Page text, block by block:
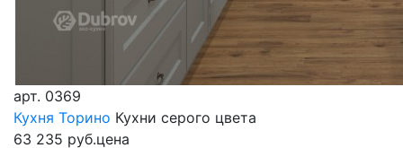
арт. 0369
Кухня Торино Кухни серого цвета
63 235 руб.цена